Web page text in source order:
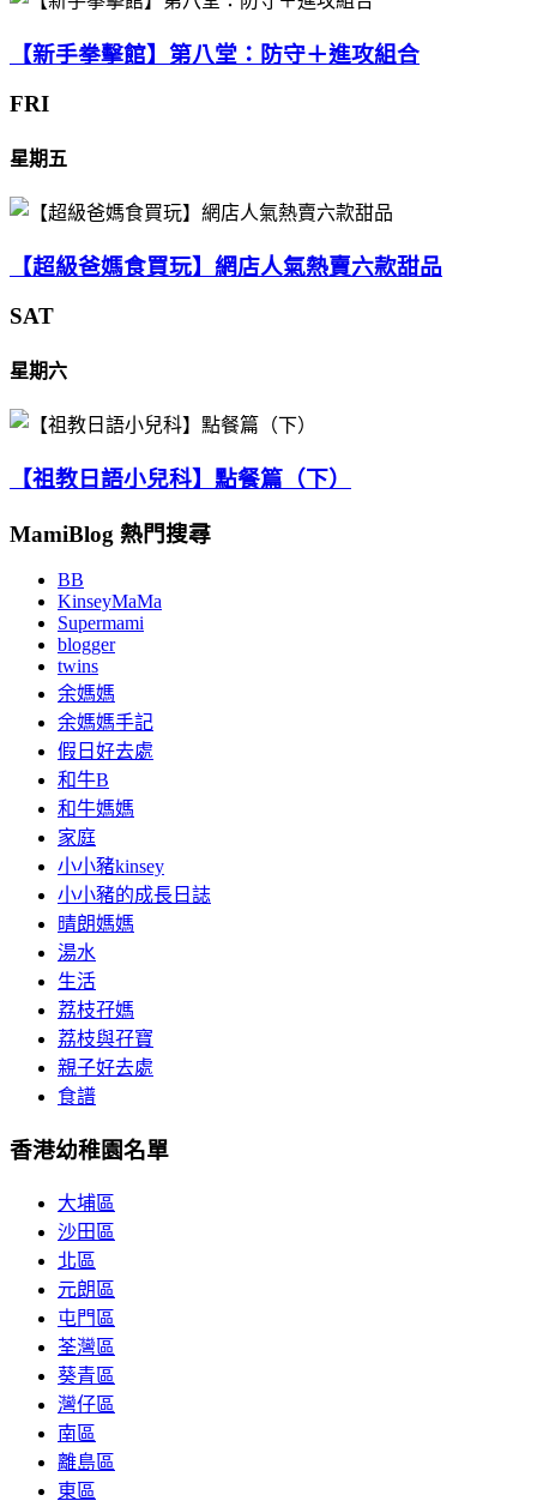
【新手拳擊館】第八堂：防守＋進攻組合
FRI
星期五
【超級爸媽食買玩】網店人氣熱賣六款甜品
SAT
星期六
【祖教日語小兒科】點餐篇（下）
MamiBlog 熱門搜尋
BB
KinseyMaMa
Supermami
blogger
twins
余媽媽
余媽媽手記
假日好去處
和牛B
和牛媽媽
家庭
小小豬kinsey
小小豬的成長日誌
晴朗媽媽
湯水
生活
荔枝孖媽
荔枝與孖寶
親子好去處
食譜
香港幼稚園名單
大埔區
沙田區
北區
元朗區
屯門區
荃灣區
葵青區
灣仔區
南區
離島區
東區